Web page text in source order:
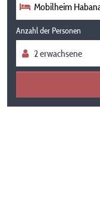
Mobilheim
Anzahl der Personen